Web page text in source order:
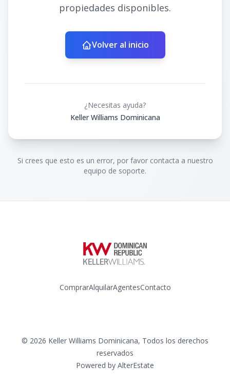
propiedades disponibles.
Volver al inicio
¿Necesitas ayuda?
Keller Williams Dominicana
Si crees que esto es un error, por favor contacta a nuestro
equipo de soporte.
ComprarAlquilarAgentesContacto
© 2026 Keller Williams Dominicana, Todos los derechos
reservados
Powered by AlterEstate